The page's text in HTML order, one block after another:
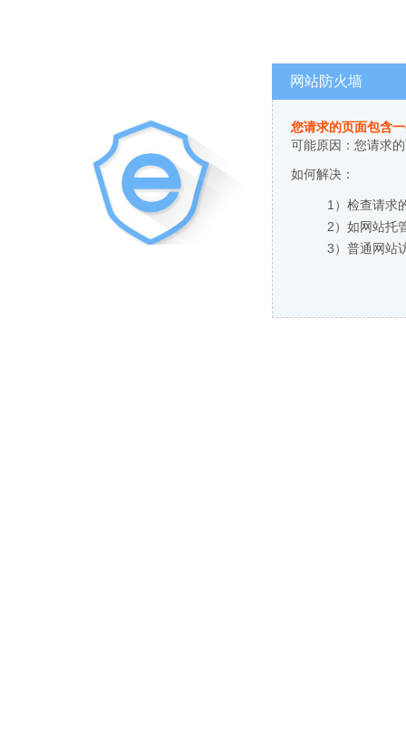
网站防火墙
您请求的页面包含
可能原因：您请求
如何解决：
1）检查请求
2）如网站托
3）普通网站